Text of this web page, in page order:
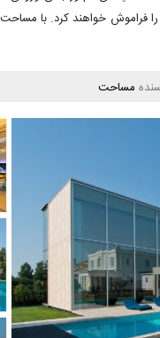
فراموش خواهند کرد. با
مساحت